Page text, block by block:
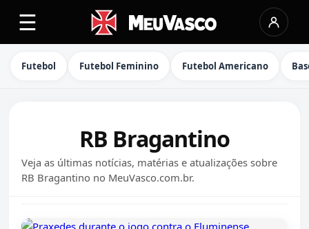
☰
Futebol Futebol Feminino Futebol Americano
RB Bragantino
Veja as últimas notícias, matérias e atualizações sobre
RB Bragantino no MeuVasco.com.br.